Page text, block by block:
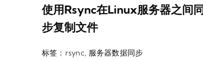
使用rsync在Linux服务器之间同
步复制文件
标签： rsync, 服务器数据同步